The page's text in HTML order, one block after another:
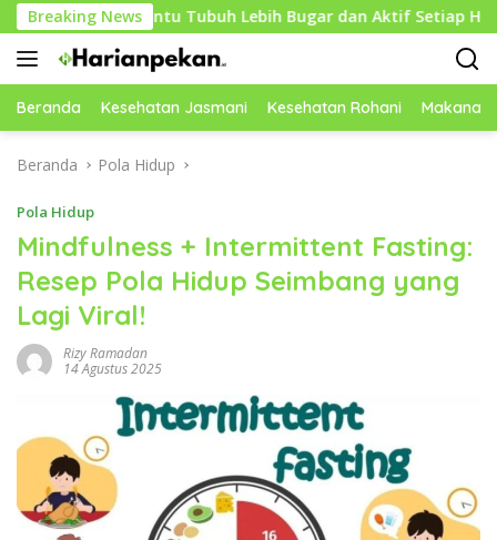
Langsung
ke
konten
Breaking NewsTubuh Lebih Bugar dan Aktif Setiap Hari
Beranda Kesehatan Jasmani Kesehatan Rohani Makanan
Beranda Pola Hidup
Pola Hidup
Mindfulness + Intermittent Fasting:
Resep Pola Hidup Seimbang yang
Lagi Viral!
Rizy Ramadan
14 Agustus 2025